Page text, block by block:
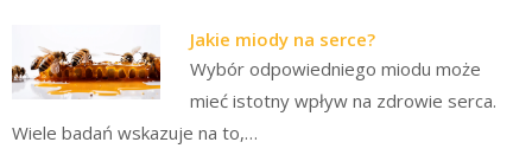
Jakie miody na serce?
Wybór odpowiedniego miodu może
mieć istotny wpływ na zdrowie serca.
Wiele badań wskazuje na to,…